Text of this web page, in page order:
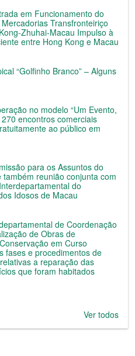
em Funcionamento do
Transfronteiriço
Zhuhai-Macau Impulso à
entre Hong Kong e Macau
“Golfinho Branco” – Alguns
no modelo “Um Evento,
encontros comerciais
ao público em
para os Assuntos do
reunião conjunta com
do
Idosos de Macau
de Coordenação
de Obras de
em Curso
fases e procedimentos de
a reparação das
que foram habitados
Ver todos